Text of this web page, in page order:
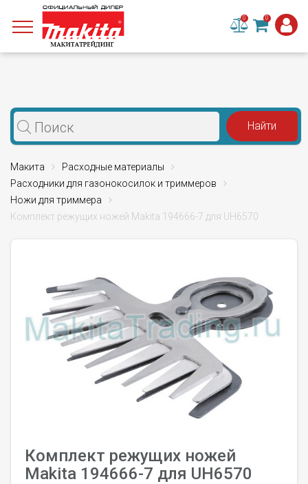
0 0
Макита
Расходные материалы
Расходники для газонокосилок и триммеров
Ножи для триммера
Комплект режущих ножей Makita 194666-7 для UH6570
Комплект режущих ножей
Makita 194666-7 для UH6570